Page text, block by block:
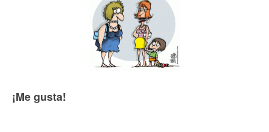
¡Me gusta!